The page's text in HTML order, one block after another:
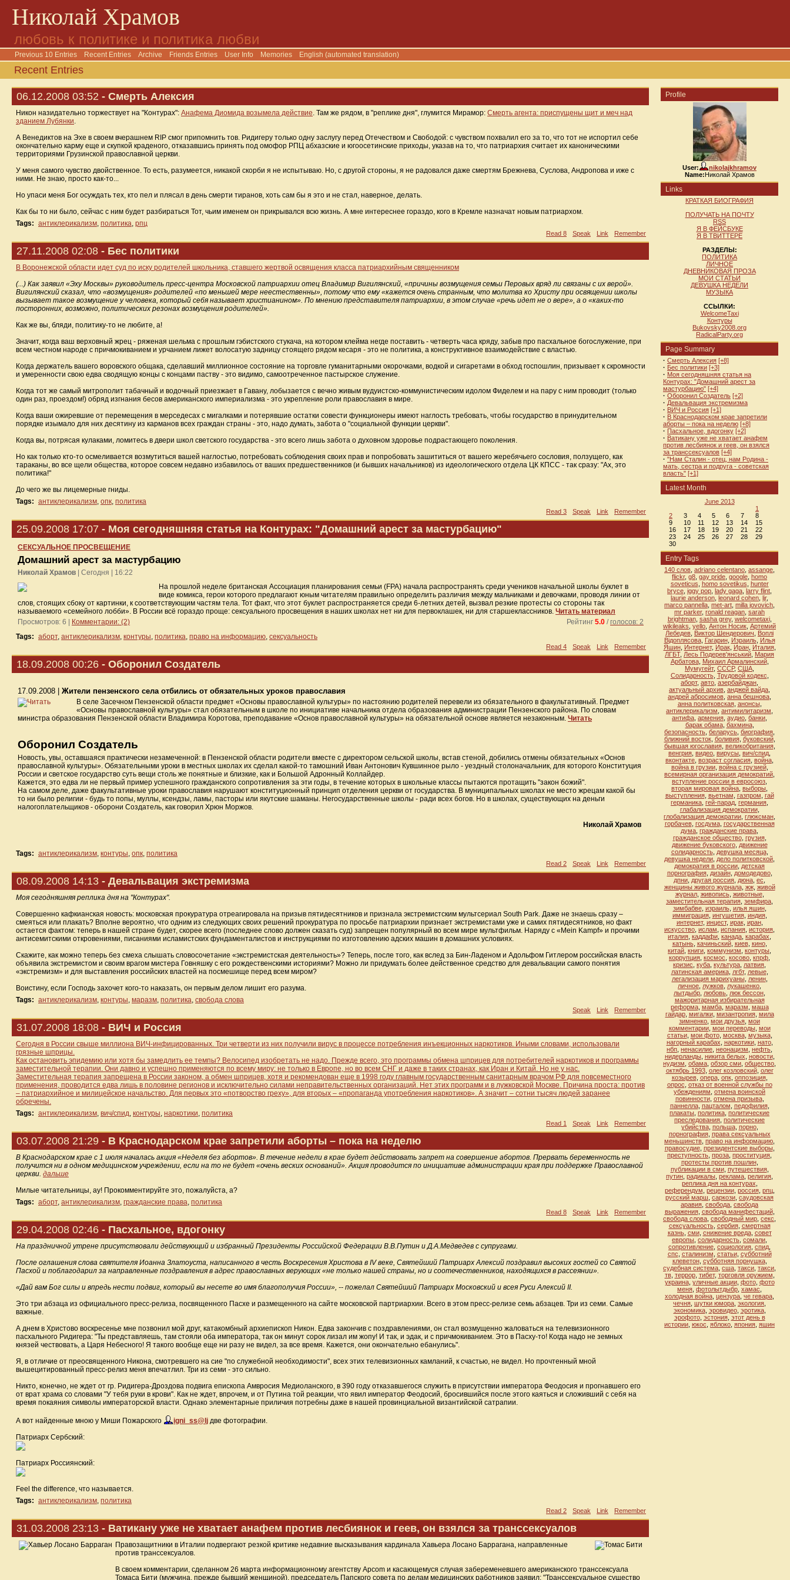
Николай Храмов
любовь к политике и политика любви
Previous 10 Entries Recent Entries Archive Friends Entries User Info Memories English (automated translation)
Recent Entries
06.12.2008 03:52 - Смерть Алексия
Никон назидательно торжествует на "Контурах": Анафема Диомида возымела действие. Там же рядом, в "реплике дня", глумится Мирамор: Смерть агента: приспущены щит и меч над
зданием Лубянки.
А Венедиктов на Эхе в своем вчерашнем RIP смог припомнить тов. Ридигеру только одну заслугу перед Отечеством и Свободой: с чувством похвалил его за то, что тот не испортил себе
окончательно карму еще и скупкой краденого, отказавшись принять под омофор РПЦ абхазские и югоосетинские приходы, указав на то, что патриархия считает их каноническими
территориями Грузинской православной церкви.
У меня самого чувство двойственное. То есть, разумеется, никакой скорби я не испытываю. Но, с другой стороны, я не радовался даже смертям Брежнева, Суслова, Андропова и иже с
ними. Не знаю, просто как-то...
Но упаси меня Бог осуждать тех, кто пел и плясал в день смерти тиранов, хоть сам бы я это и не стал, наверное, делать.
Как бы то ни было, сейчас с ним будет разбираться Тот, чьим именем он прикрывался всю жизнь. А мне интереснее гораздо, кого в Кремле назначат новым патриархом.
Tags: антиклерикализм, политика, рпц
Read 8 Speak Link Remember
27.11.2008 02:08 - Бес политики
В Воронежской области идет суд по иску родителей школьника, ставшего жертвой освящения класса патриархийным священником
(...) Как заявил «Эху Москвы» руководитель пресс-центра Московской патриархии отец Владимир Вигилянский, «причины возмущения семьи Перовых вряд ли связаны с их верой».
Вигилянский сказал, что «возмущения» родителей «по меньшей мере неестественны», потому что ему «кажется очень странным, что молитва ко Христу при освящении школы
вызывает такое возмущение у человека, который себя называет христианином». По мнению представителя патриархии, в этом случае «речь идет не о вере», а о «каких-то
посторонних, возможно, политических резонах возмущения родителей».
Как же вы, бляди, политику-то не любите, а!
Значит, когда ваш верховный жрец - ряженая шельма с прошлым гэбистского стукача, на котором клейма негде поставить - четверть часа кряду, забыв про пасхальное богослужение, при
всем честном народе с причмокиванием и урчанием лижет волосатую задницу стоящего рядом кесаря - это не политика, а конструктивное взаимодействие с властью.
Когда держатель вашего воровского общака, сделавший миллионное состояние на торговле гуманитарными окорочками, водкой и сигаретами в обход госпошлин, призывает к скромности
и умеренности свою едва сводящую концы с концами паству - это видимо, самоотреченное пастырское служение.
Когда тот же самый митрополит табачный и водочный приезжает в Гавану, лобызается с вечно живым вудуистско-коммунистическим идолом Фиделем и на пару с ним проводит (только
один раз, проездом!) обряд изгнания бесов американского империализма - это укрепление роли православия в мире.
Когда ваши ожиревшие от перемещения в мерседесах с мигалками и потерявшие остатки совести функционеры имеют наглость требовать, чтобы государство в принудительном
порядке изымало для них десятину из карманов всех граждан страны - это, надо думать, забота о "социальной функции церкви".
Когда вы, потрясая кулаками, ломитесь в двери школ светского государства - это всего лишь забота о духовном здоровье подрастающего поколения.
Но как только кто-то осмеливается возмутиться вашей наглостью, потребовать соблюдения своих прав и попробовать зашититься от вашего жеребячьего сословия, ползущего, как
тараканы, во все щели общества, которое совсем недавно избавилось от ваших предшественников (и бывших начальников) из идеологического отдела ЦК КПСС - так сразу: "Ах, это
политика!"
До чего же вы лицемерные гниды.
Tags: антиклерикализм, опк, политика
Read 3 Speak Link Remember
25.09.2008 17:07 - Моя сегодняшняя статья на Контурах: "Домашний арест за мастурбацию"
СЕКСУАЛЬНОЕ ПРОСВЕЩЕНИЕ
Домашний арест за мастурбацию
Николай Храмов | Сегодня | 16:22
На прошлой неделе британская Ассоциация планирования семьи (FPA) начала распространять среди учеников начальной школы буклет в
виде комикса, герои которого предлагают юным читателям правильно определить различия между мальчиками и девочками, проводя линии от
слов, стоящих сбоку от картинки, к соответствующим частям тела. Тот факт, что этот буклет распространяется среди 6-летних детей, вызвал резкие протесты со стороны так
называемого «семейного лобби». В России всё гораздо проще: сексуального просвещения в наших школах нет ни для первоклашек, ни для старшеклассников. Читать материал
Просмотров: 6 |
Комментарии: (2) Рейтинг 5.0 /голосов: 2
Tags: аборт, антиклерикализм, контуры, политика, право на информацию, сексуальность
Read 4 Speak Link Remember
18.09.2008 00:26 - Оборонил Создатель
17.09.2008 | Жители пензенского села отбились от обязательных уроков православия
В селе Засечном Пензенской области предмет «Основы православной культуры» по настоянию родителей перевели из обязательного в факультативный. Предмет
«Основы православной культуры» стал обязательным в школе по инициативе начальника отдела образования администрации Пензенского района. По словам
министра образования Пензенской области Владимира Коротова, преподавание «Основ православной культуры» на обязательной основе является незаконным. Читать
Оборонил Создатель
Новость, увы, оставшаяся практически незамеченной: в Пензенской области родители вместе с директором сельской школы, встав стеной, добились отмены обязательных «Основ
православной культуры». Обязательными уроки в местных школах их сделал какой-то тамошний Иван Антонович Кувшинное рыло - уездный столоначальник, для которого Конституция
России и светское государство суть вещи столь же понятные и близкие, как и Большой Адронный Коллайдер.
Кажется, это едва ли не первый пример успешного гражданского сопротивления за эти годы, в течение которых в школьные классы пытаются протащить "закон божий".
На самом деле, даже факультативные уроки православия нарушают конституционный принцип отделения церкви от государства. В муниципальных школах не место жрецам какой бы
то ни было религии - будь то попы, муллы, ксендзы, ламы, пасторы или якутские шаманы. Негосударственные школы - ради всех богов. Но в школах, существующих на деньги
налогоплательщиков - оборони Создатель, как говорил Хрюн Моржов.
Николай Храмов
Tags: антиклерикализм, контуры, опк, политика
Read 2 Speak Link Remember
08.09.2008 14:13 - Девальвация экстремизма
Моя сегодняшняя реплика дня на "Контурах".
Совершенно кафкианская новость: московская прокуратура отреагировала на призыв пятидесятников и признала экстремистским мультсериал South Park. Даже не знаешь сразу –
смеяться или плакать? Вполне вероятно, что одним из следующих своих решений прокуратура по просьбе патриархии признает экстремистами уже и самих пятидесятников, но факт
остается фактом: теперь в нашей стране будет, скорее всего (последнее слово должен сказать суд) запрещен популярный во всем мире мультфильм. Наряду с «Mein Kampf» и прочими
антисемитскими откровениями, писаниями исламистских фундаменталистов и инструкциями по изготовлению адских машин в домашних условиях.
Скажите, как можно теперь без смеха слышать словосочетание «экстремистская деятельность»? Теперь, после того, как вслед за Бин-Ладеном и Адольфом Гитлером российская власть
объявила экстремистом и своим врагом мистера Говняшку с его рождественскими историями? Можно ли придумать более действенное средство для девальвации самого понятия
«экстремизм» и для выставления российских властей на посмешище перед всем миром?
Воистину, если Господь захочет кого-то наказать, он первым делом лишит его разума.
Tags: антиклерикализм, контуры, маразм, политика, свобода слова
Speak Link Remember
31.07.2008 18:08 - ВИЧ и Россия
Сегодня в России свыше миллиона ВИЧ-инфицированных. Три четверти из них получили вирус в процессе потребления инъекционных наркотиков. Иными словами, использовали
грязные шприцы.
Как остановить эпидемию или хотя бы замедлить ее темпы? Велосипед изобретать не надо. Прежде всего, это программы обмена шприцев для потребителей наркотиков и программы
заместительной терапии. Они давно и успешно применяются по всему миру: не только в Европе, но во всем СНГ и даже в таких странах, как Иран и Китай. Но не у нас.
Заместительная терапия запрещена в России законом, а обмен шприцев, хотя и рекомендован еще в 1998 году главным государственным санитарным врачом РФ для повсеместного
применения, проводится едва лишь в половине регионов и исключительно силами неправительственных организаций. Нет этих программ и в лужковской Москве. Причина проста: против
– патриархийное и милицейское начальство. Для первых это «потворство греху», для вторых – «пропаганда употребления наркотиков». А значит – сотни тысяч людей заранее
обречены.
Tags: антиклерикализм, вич/спид, контуры, наркотики, политика
Read 1 Speak Link Remember
03.07.2008 21:29 - В Краснодарском крае запретили аборты – пока на неделю
В Краснодарском крае с 1 июля началась акция «Неделя без абортов». В течение недели в крае будет действовать запрет на совершение абортов. Прервать беременность не
получится ни в одном медицинском учреждении, если на то не будет «очень веских оснований». Акция проводится по инициативе администрации края при поддержке Православной
церкви. дальше
Милые читательницы, ау! Прокомментируйте это, пожалуйста, а?
Tags: аборт, антиклерикализм, гражданские права, политика
Read 8 Speak Link Remember
29.04.2008 02:46 - Пасхальное, вдогонку
На праздничной утрене присутствовали действующий и избранный Президенты Российской Федерации В.В.Путин и Д.А.Медведев с супругами.
После оглашения слова святителя Иоанна Златоуста, написанного в честь Воскресения Христова в IV веке, Святейший Патриарх Алексий поздравил высоких гостей со Святой
Пасхой и поблагодарил за направленные поздравления в адрес православных верующих «не только нашей страны, но и соотечественников, находящихся в рассеянии».
«Дай вам Бог силы и впредь нести подвиг, который вы несете во имя благополучия России», -- пожелал Святейший Патриарх Московский и всея Руси Алексий II.
Это три абзаца из официального пресс-релиза, посвященного Пасхе и размещенного на сайте московской партриархии. Всего в этом пресс-релизе семь абзацев. Три из семи. Самые
важные.
А днем в Христово воскресенье мне позвонил мой друг, катакомбный архиепископ Никон. Едва закончив с поздравлениями, он стал возмущенно жаловаться на телевизионного
пасхального Ридигера: "Ты представляешь, там стояли оба императора, так он минут сорок лизал им жопу! И так, и эдак, и с причмокиванием. Это в Пасху-то! Когда надо не земных
князей чествовать, а Царя Небесного! Я такого вообще еще ни разу не видел, за все время. Кажется, они окончательно ебанулись".
Я, в отличие от преосвященного Никона, смотревшего на сие "по служебной необходимости", всех этих телевизионных камланий, к счастью, не видел. Но прочтенный мной
вышецитированный пресс-релиз меня впечатлил. Три из семи - это сильно.
Никто, конечно, не ждет от гр. Ридигера-Дроздова подвига епископа Амвросия Медиоланского, в 390 году отказавшегося служить в присутствии императора Феодосия и прогнавшего его
от врат храма со словами "У тебя руки в крови". Как не ждет, впрочем, и от Путина той реакции, что явил император Феодосий, бросившийся после этого каяться и сложивший с себя на
время покаяния символы императорской власти. Однако элементарные приличия потребны даже в нашей провинциальной византийской сатрапии.
А вот найденные мною у Миши Пожарского igni_ss@lj две фотографии.
Патриарх Сербский:
Патриарх Россиянский:
Feel the difference, что называется.
Tags: антиклерикализм, политика
Read 2 Speak Link Remember
31.03.2008 23:13 - Ватикану уже не хватает анафем против лесбиянок и геев, он взялся за транссексуалов
Правозащитники в Италии подвергают резкой критике недавние высказывания кардинала Хавьера Лосано Баррагана, направленные
против транссексуалов.
В своем комментарии, сделанном 26 марта информационному агентству Apcom и касающемуся случая забеременевшего американского транссексуала
Томаса Бити (мужчина, прежде бывший женщиной), председатель Папского совета по делам медицинских работников заявил: "Транссексуальное существо
Profile
User:
nikolajkhramov
Name:Николай Храмов
Links
КРАТКАЯ БИОГРАФИЯ
ПОЛУЧАТЬ НА ПОЧТУ
RSS
Я В ФЕЙСБУКЕ
Я В ТВИТТЕРЕ
РАЗДЕЛЫ:
ПОЛИТИКА
ЛИЧНОЕ
ДНЕВНИКОВАЯ ПРОЗА
МОИ СТАТЬИ
ДЕВУШКА НЕДЕЛИ
МУЗЫКА
ССЫЛКИ:
WelcomeTaxi
Контуры
Bukovsky2008.org
RadicalParty.org
Page Summary
· Смерть Алексия [+8]
· Бес политики [+3]
· Моя сегодняшняя статья на
Контурах: "Домашний арест за
мастурбацию" [+4]
· Оборонил Создатель [+2]
· Девальвация экстремизма
· ВИЧ и Россия [+1]
· В Краснодарском крае запретили
аборты – пока на неделю [+8]
· Пасхальное, вдогонку [+2]
· Ватикану уже не хватает анафем
против лесбиянок и геев, он взялся
за транссексуалов [+4]
· "Нам Сталин - отец, нам Родина -
мать, сестра и подруга - советская
власть" [+1]
Latest Month
June 2013
1
2
3 4 5 6 7
8
9
10 11 12 13 14
15
16
17 18 19 20 21
22
23
24 25 26 27 28
29
30
Entry Tags
140 слов adriano celentano assange
flickr, g8 gay pride google homo
soveticus homo sovetikus hunter
bryce iggy pop lady gaga larry flint
laurie anderson leonard cohen ljr,
marco pannella met-art milla jovovich
mr parker, ronald reagan sarah
brightman, sasha grey, welcometaxi,
wikileaks yello Антон Носик Артемий
Лебедев Виктор Шендерович
Воплi
Вiдоплясова, Гагарин, Израиль, Илья
Яшин, Интернет, Ирак, Иран, Италия,
ЛГБТ, Лесь Подерев'янський Мария
Арбатова, Михаил Армалинский,
Мумугейт, СССР, США
Солидарность, Трудовой кодекс
аборт, авто азербайджан
актуальный архив анджей вайда
андрей абросимов анна бешнова
анна политковская, анонсы,
антиклерикализм антимилитаризм
антифа армения аудио банки
барак обама, бахмина,
безопасность беларусь биография
ближний восток, боливия, буковский,
бывшая югославия, великобритания,
венгрия видео вирусы вич/спид
вконтакте возраст согласия война
война в грузии, война с грузией,
всемирная организация демократий
вступление россии в евросоюз
вторая мировая война выборы
выступления, вьетнам газпром гай
германика гей-парад германия
глабализация демократии,
глобализация демократии глюксман
горбачев, госдума, государственная
дума гражданские права
гражданское общество, грузия,
движение буковского, движение
солидарность, девушка месяца,
девушка недели дело политковской
демократия в россии детская
порнография, дизайн, домодедово,
дпни другая россия дюна ес
женщины живого журнала, жж, живой
журнал, живопись, животные,
заместительная терапия земфира
зимбабве, израиль, илья яшин,
иммиграция, ингушетия, индия,
интернет, инцест, ирак, иран,
искусство ислам испания история
италия каддафи канада карабах
катынь, качиньский, киев, кино,
китай книги коммунизм контуры
коррупция космос косово кпрф
кризис куба культура латвия
латинская америка, лгбт, левые,
легализация марихуаны, ленин,
личное лужков лукашенко
лытдыбр любовь люк бессон
мажоритарная избирательная
реформа, мамба, маразм маша
гайдар, мигалки, мизантропия, мила
зимненко мои друзья мои
комментарии, мои переводы, мои
статьи, мои фото, москва, музыка,
нагорный карабах наркотики, нато,
нбп ненасилие неонацизм нефть
нидерланды, никита белых новости,
нудизм обама обзор сми общество
октябрь 1993, олег козловский, олег
козырев, опера, опк, оппозиция,
опрос отказ от военной службы по
убеждениям отмена воинской
повинности, отмена призыва,
паннелла, пацталом педофилия,
плакаты политика политические
преследования политические
убийства, польша, порно,
порнография, права сексуальных
меньшинств право на информацию
правосудие, президентские выборы,
преступность проза проституция
протесты против пошлин,
публикации в сми, путешествия,
путин радикалы реклама религия
реплика дня на контурах
референдум рецензии, россия, рпц,
русский марш саркози саудовская
аравия свобода свобода
выражения, свобода манифестаций,
свобода слова свободный мир секс
сексуальность, сербия, смертная
казнь, сми, снижение вреда, совет
европы солидарность сомали
сопротивление социология спид
спс сталинизм статьи, субботний
клеветон, субботняя порнушка,
судебная система сша такcи такси
тв, террор, тибет, торговля оружием
украина, уличные акции, фото, фото
меня фотолытдыбр хамас
холодная война цензура че гевара
чечня шутки юмора экология
экономика, эровидео, эротика,
эрофото, эстония, этот день в
истории юкос яблоко япония яшин